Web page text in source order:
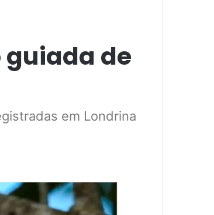
de
em Londrina